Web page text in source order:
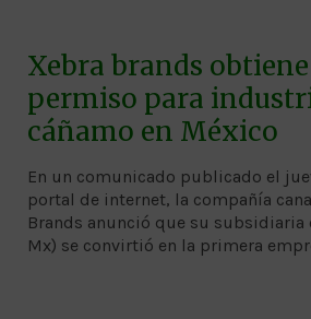
Xebra brands
permiso para
cáñamo en México
En un comunicado publicado el
portal de internet, la compañía
Brands anunció que su subsidiaria
Mx) se convirtió en la primera